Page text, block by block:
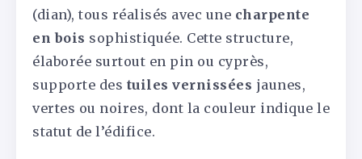
(dian), tous réalisés avec une charpente
en bois sophistiquée. Cette structure,
élaborée surtout en pin ou cyprès,
supporte des tuiles vernissées jaunes,
vertes ou noires, dont la couleur indique le
statut de l’édifice.